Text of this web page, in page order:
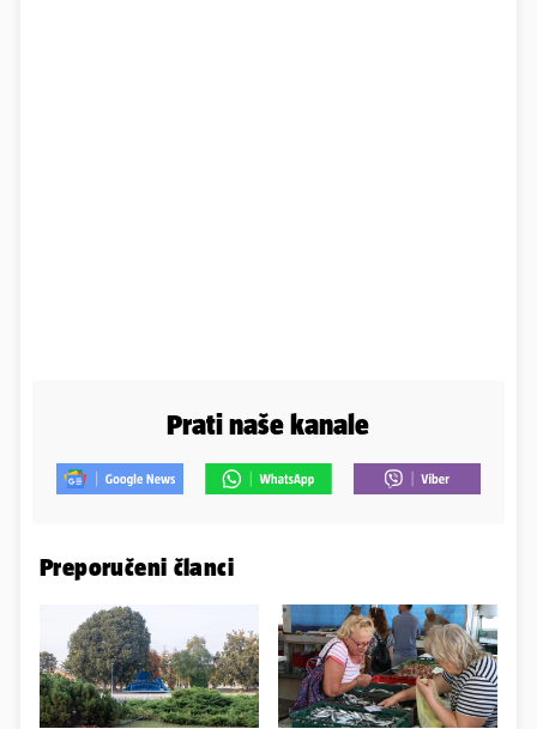
Prati naše kanale
Preporučeni članci